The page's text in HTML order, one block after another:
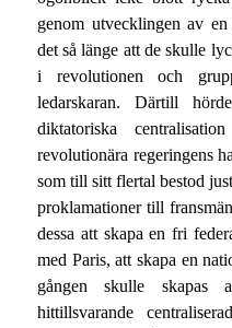
genom utvecklingen av
det så länge att de skulle
i revolutionen och
ledarskaran. Därtill
diktatoriska
revolutionära regeringens
som till sitt flertal bestod
proklamationer till
dessa att skapa en fri
med Paris, att skapa en
gången skulle skapas
hittillsvarande